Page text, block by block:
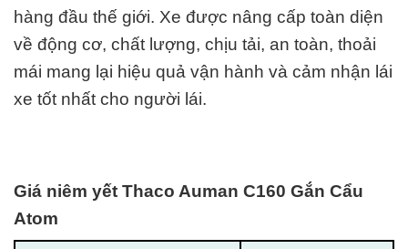
hàng đầu thế giới. Xe được nâng cấp toàn diện
về động cơ, chất lượng, chịu tải, an toàn, thoải
mái mang lại hiệu quả vận hành và cảm nhận lái
xe tốt nhất cho người lái.
Giá niêm yết Thaco Auman C160 Gắn Cẩu
Atom